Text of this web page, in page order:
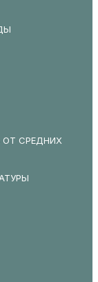
ОТ СРЕДНИХ